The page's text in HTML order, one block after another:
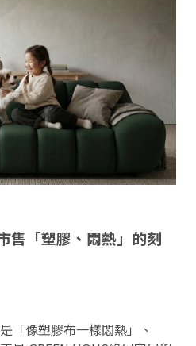
售「塑膠、悶熱」的刻
「像塑膠布一樣悶熱」、